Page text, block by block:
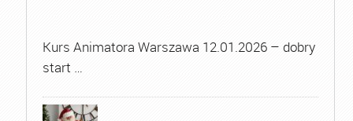
Kurs Animatora Warszawa 12.01.2026 – dobry
start …